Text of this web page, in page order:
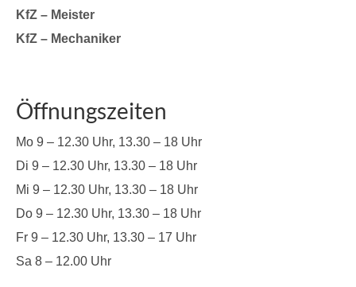
KfZ – Meister
KfZ – Mechaniker
Öffnungszeiten
Mo 9 – 12.30 Uhr, 13.30 – 18 Uhr
Di 9 – 12.30 Uhr, 13.30 – 18 Uhr
Mi 9 – 12.30 Uhr, 13.30 – 18 Uhr
Do 9 – 12.30 Uhr, 13.30 – 18 Uhr
Fr 9 – 12.30 Uhr, 13.30 – 17 Uhr
Sa 8 – 12.00 Uhr